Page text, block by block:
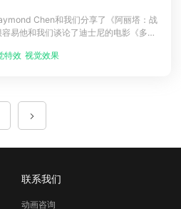
Chen和我们分享了《阿丽塔：战
易他和我们谈论了迪士尼的电影《多
一个简短的测试，寒冷的环境中制作一
特效 视觉效果
联系我们
动画咨询